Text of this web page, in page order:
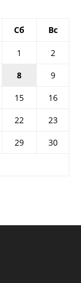
Сб Вс
1
2
8
9
15
16
22
23
29
30